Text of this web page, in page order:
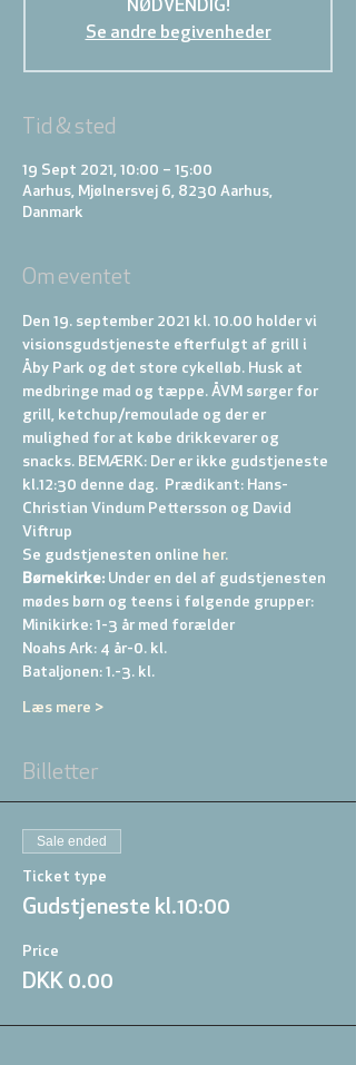
NØDVENDIG!
Se andre begivenheder
Tid & sted
19 Sept 2021, 10:00 – 15:00
Aarhus, Mjølnersvej 6, 8230 Aarhus,
Danmark
Om eventet
Den 19. september 2021 kl. 10.00 holder vi
visionsgudstjeneste efterfulgt af grill i
Åby Park og det store cykelløb. Husk at
medbringe mad og tæppe. ÅVM sørger for
grill, ketchup/remoulade og der er
mulighed for at købe drikkevarer og
snacks. BEMÆRK: Der er ikke gudstjeneste
kl.12:30 denne dag.  Prædikant: Hans-
Christian Vindum Pettersson og David
Viftrup
Se gudstjenesten online her.
Børnekirke: Under en del af gudstjenesten
mødes børn og teens i følgende grupper:
Minikirke: 1-3 år med forælder
Noahs Ark: 4 år-0. kl.
Bataljonen: 1.-3. kl.
Læs mere >
Billetter
Sale ended
Ticket type
Gudstjeneste kl.10:00
Price
DKK 0.00